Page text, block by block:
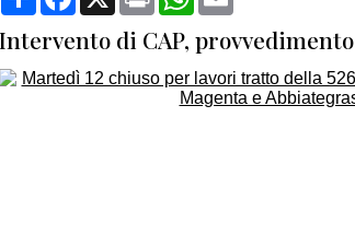
Intervento di CAP,